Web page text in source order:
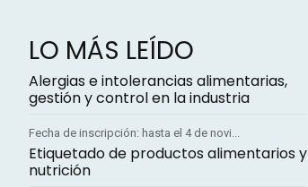
LO MÁS LEÍDO
Alergias e intolerancias alimentarias,
gestión y control en la industria
Fecha de inscripción: hasta el 4 de novi...
Etiquetado de productos alimentarios y
nutrición